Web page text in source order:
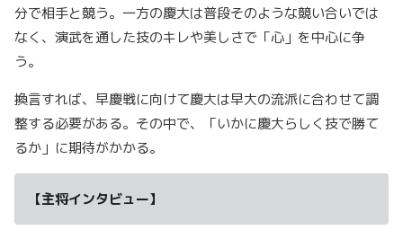
分で相手と競う。一方の慶大は普段そのような競い合いでは
なく、演武を通した技のキレや美しさで「心」を中心に争
う。
換言すれば、早慶戦に向けて慶大は早大の流派に合わせて調
整する必要がある。その中で、「いかに慶大らしく技で勝て
るか」に期待がかかる。
【主将インタビュー】